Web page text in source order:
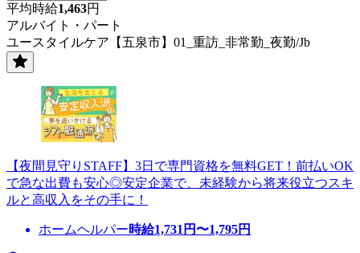
平均時給1,463円
アルバイト・パート
ユースタイルケア【五泉市】01_重訪_非常勤_夜勤/Jb
【夜間見守りSTAFF】3日で専門資格を無料GET！前払いOK
で急な出費も安心◎安定企業で、未経験から将来役立つスキ
ルと高収入をその手に！
ホームヘルパー時給1,731 円〜1,795円